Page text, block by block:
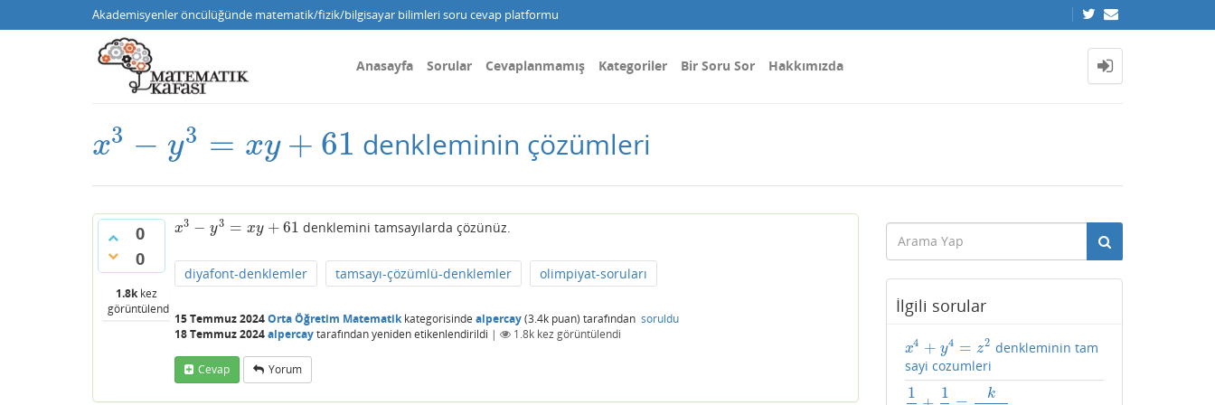
Akademisyenler öncülüğünde matematik/fizik/bilgisayar bilimleri soru cevap platformu
Anasayfa Sorular Cevaplanmamış Kategoriler Bir Soru Sor Hakkımızda
x3 − y3 = xy + 61
x3 −y3 =x +61 denkleminin çözümleri
0
0
1.8kkez
görüntülendi
x3 − y3 = xy + 61
x3−y3 =xy +61 denklemini tamsayılarda çözünüz.
diyafont-denklemler tamsayı-çözümlü-denklemler olimpiyat-soruları
15 Temmuz 2024Orta Öğretim Matematikkategorisinde alpercay(3.4k puan) tarafından soruldu
18 Temmuz 2024alpercaytarafındanyeniden etikenlendirildi | 1.8k kez görüntülendi
Cevap Yorum
İlgili sorular
x4 + y4 = z2
x4+y4 =z2
denkleminin tam
sayi cozumleri
1 1 k